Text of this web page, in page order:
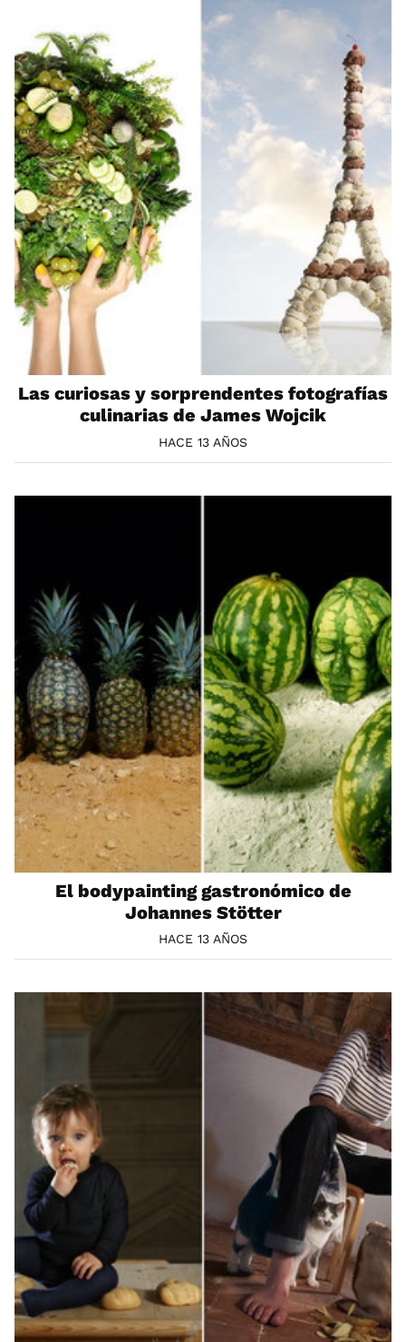
Las curiosas y sorprendentes fotografías
culinarias de James Wojcik
HACE 13 AÑOS
El bodypainting gastronómico de
Johannes Stötter
HACE 13 AÑOS